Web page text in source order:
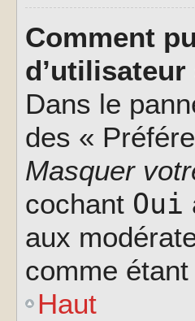
Comment
Dans le
des «
Masquer
cochant Oui
aux
comme
Haut